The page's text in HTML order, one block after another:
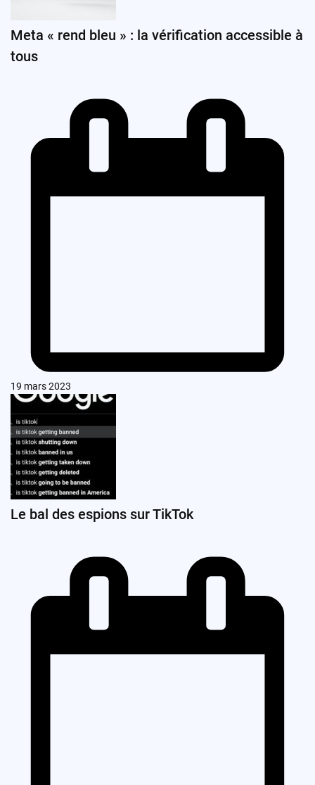
Meta « rend bleu » : la vérification accessible à
tous
19 mars 2023
Le bal des espions sur TikTok